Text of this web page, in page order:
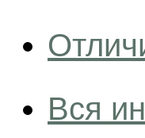
Вся